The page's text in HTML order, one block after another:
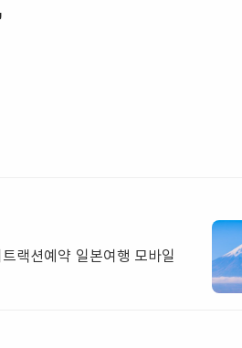
랙션예약 일본여행 모바일